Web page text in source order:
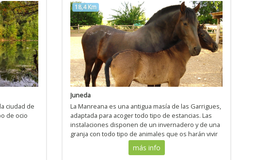
ciudad de
de ocio
18,4 Km
Juneda
La Manreana es una antigua masía de las Garrigues,
adaptada para acoger todo tipo de estancias. Las
instalaciones disponen de un invernadero y de una
granja con todo tipo de animales que os harán vivir
las actividades más habituales de una masía de las
más info